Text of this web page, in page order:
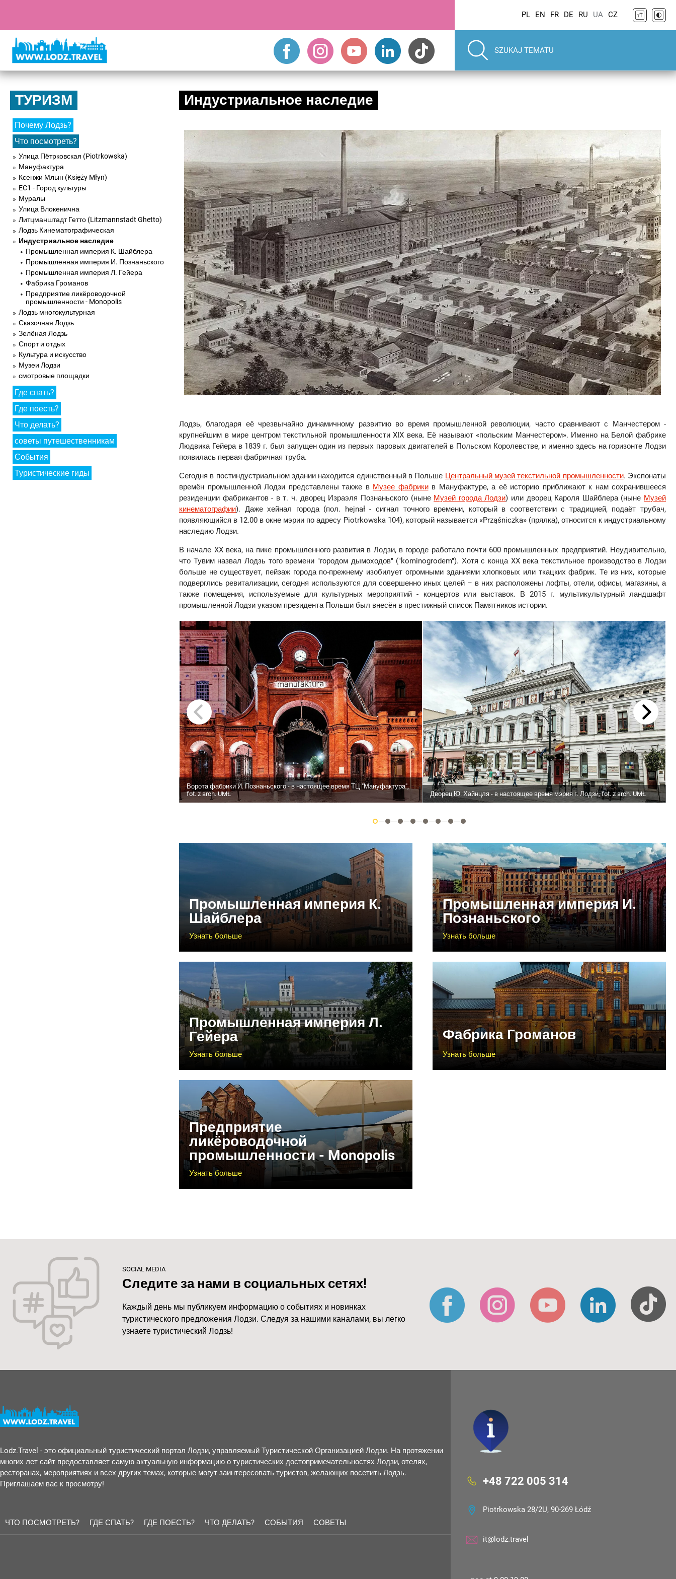
PL EN FR DE RU UA CZ
ТУРИЗМ
Почему Лодзь?
Что посмотреть?
Улица Пётрковская (Piotrkowska)
Мануфактура
Ксенжи Млын (Księży Młyn)
EC1 - Город культуры
Муралы
Улица Влокенична
Литцманштадт Гетто (Litzmannstadt Ghetto)
Лодзь Кинематографическая
Индустриальное наследие
Промышленная империя К. Шайблера
Промышленная империя И. Познаньского
Промышленная империя Л. Гейера
Фабрика Громанов
Предприятие ликёроводочной
промышленности - Monopolis
Лодзь многокультурная
Сказочная Лодзь
Зелёная Лодзь
Спорт и отдых
Культура и искусство
Музеи Лодзи
смотровые площадки
Где спать?
Где поесть?
Что делать?
советы путешественникам
События
Туристические гиды
Индустриальное наследие
Лодзь, благодаря её чрезвычайно динамичному развитию во время промышленной революции, часто сравнивают с Манчестером -
крупнейшим в мире центром текстильной промышленности XIX века. Её называют «польским Манчестером». Именно на Белой фабрике
Людвика Гейера в 1839 г. был запущен один из первых паровых двигателей в Польском Королевстве, и именно здесь на горизонте Лодзи
появилась первая фабричная труба.
Сегодня в постиндустриальном здании находится единственный в Польше Центральный музей текстильной промышленности. Экспонаты
времён промышленной Лодзи представлены также в Музее фабрикив Мануфактуре, а её историю приближают к нам сохранившееся
резиденции фабрикантов - в т. ч. дворец Израэля Познаньского (ныне Музей города Лодзи) или дворец Кароля Шайблера (ныне Музей
кинематографии). Даже хейнал города (пол. hejnał - сигнал точного времени, который в соответствии с традицией, подаёт трубач,
появляющийся в 12.00 в окне мэрии по адресу Piotrkowska 104), который называется «Prząśniczka» (прялка), относится к индустриальному
наследию Лодзи.
В начале XX века, на пике промышленного развития в Лодзи, в городе работало почти 600 промышленных предприятий. Неудивительно,
что Тувим назвал Лодзь того времени "городом дымоходов" ("kominogrodem"). Хотя с конца XX века текстильное производство в Лодзи
больше не существует, пейзаж города по-прежнему изобилует огромными зданиями хлопковых или ткацких фабрик. Те из них, которые
подверглись ревитализации, сегодня используются для совершенно иных целей – в них расположены лофты, отели, офисы, магазины, а
также помещения, используемые для культурных мероприятий - концертов или выставок. В 2015 г. мультикультурный ландшафт
промышленной Лодзи указом президента Польши был внесён в престижный список Памятников истории.
Ворота фабрики И. Познаньского - в настоящее время ТЦ "Мануфактура",
fot. z arch. UMŁ
Дворец Ю. Хайнцля - в настоящее время мэрия г. Лодзи, fot. z arch. UMŁ
Промышленная империя К.
Шайблера
Узнать больше
Промышленная империя И.
Познаньского
Узнать больше
Промышленная империя Л.
Гейера
Узнать больше
Фабрика Громанов
Узнать больше
Предприятие
ликёроводочной
промышленности - Monopolis
Узнать больше
SOCIAL MEDIA
Следите за нами в социальных сетях!
Каждый день мы публикуем информацию о событиях и новинках
туристического предложения Лодзи. Следуя за нашими каналами, вы легко
узнаете туристический Лодзь!
Lodz.Travel - это официальный туристический портал Лодзи, управляемый Туристической Организацией Лодзи. На протяжении
многих лет сайт предоставляет самую актуальную информацию о туристических достопримечательностях Лодзи, отелях,
ресторанах, мероприятиях и всех других темах, которые могут заинтересовать туристов, желающих посетить Лодзь.
Приглашаем вас к просмотру!
ЧТО ПОСМОТРЕТЬ? ГДЕ СПАТЬ? ГДЕ ПОЕСТЬ? ЧТО ДЕЛАТЬ? СОБЫТИЯ СОВЕТЫ
+48 722 005 314
Piotrkowska 28/2U, 90-269 Łódź
it@lodz.travel